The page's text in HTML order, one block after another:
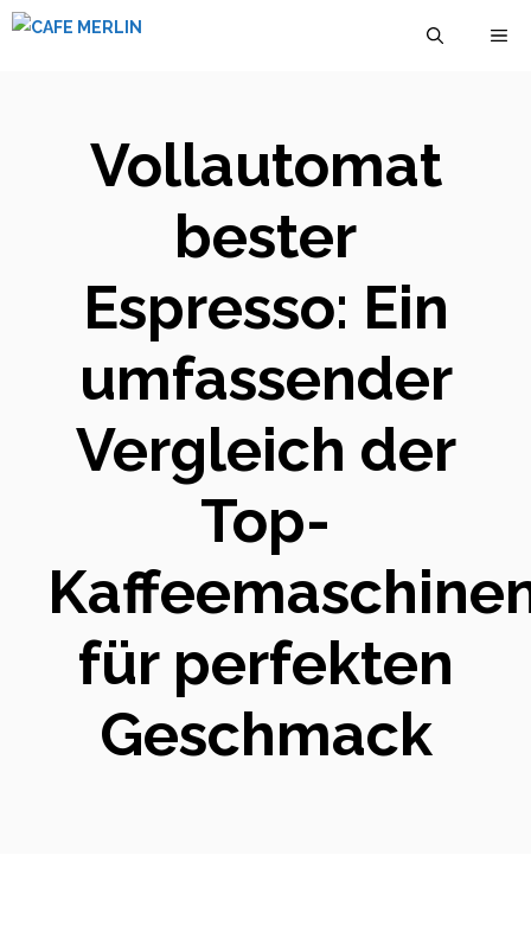
Zum
Vollautomat
bester
Espresso: Ein
umfassender
Vergleich der
Top-
für perfekten
Geschmack